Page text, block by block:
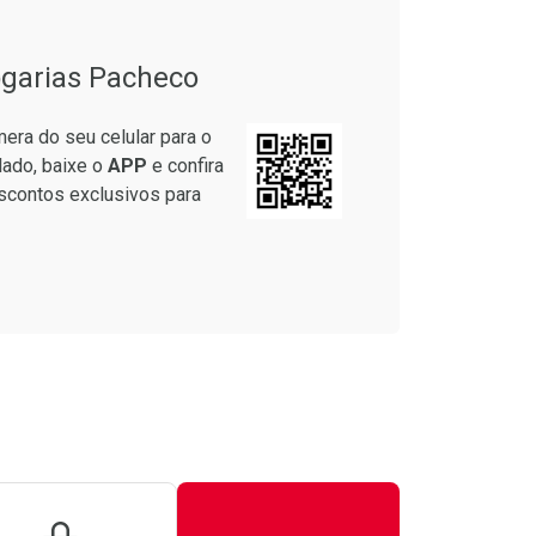
Pacheco
do seu celular para o
baixe o APP e confira
exclusivos para